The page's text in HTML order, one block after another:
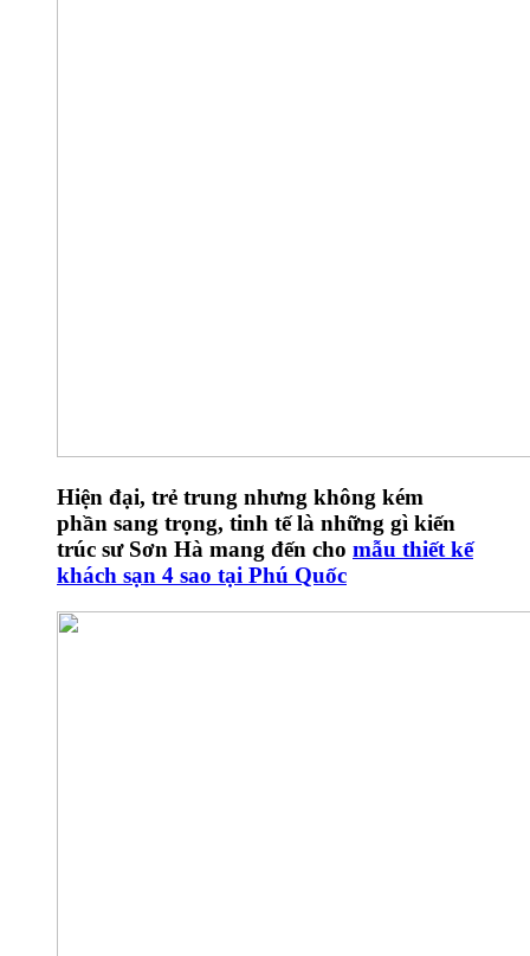
Hiện đại, trẻ trung nhưng không kém
phần sang trọng, tinh tế là những gì kiến
trúc sư Sơn Hà mang đến cho mẫu thiết kế
khách sạn 4 sao tại Phú Quốc